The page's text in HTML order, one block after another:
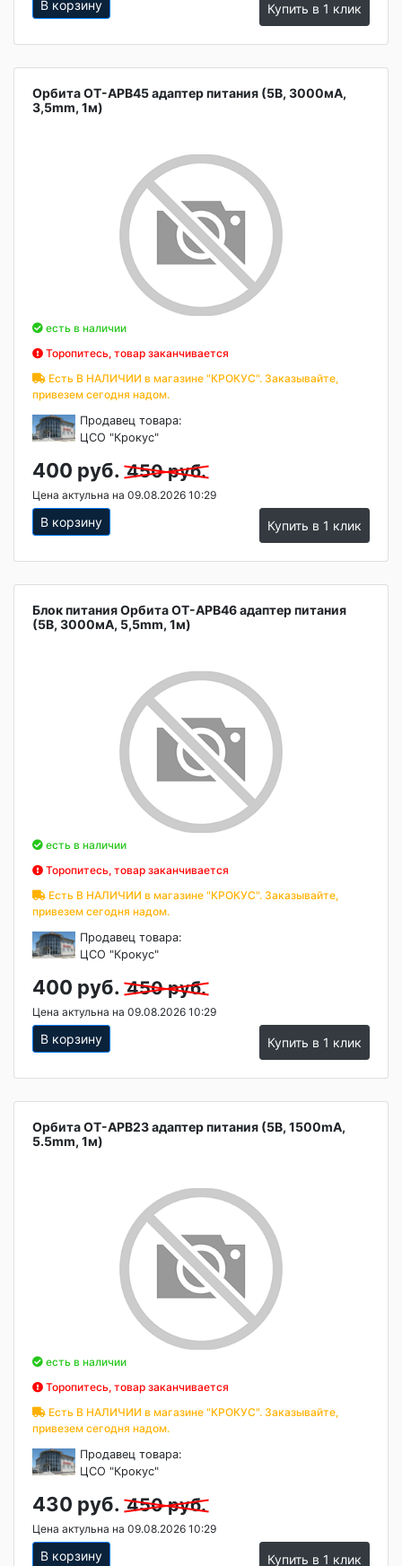
В корзину Купить в 1 клик
Орбита OT-APB45 адаптер питания (5В, 3000мА,
3,5mm, 1м)
есть в наличии
Торопитесь, товар заканчивается
Есть В НАЛИЧИИ в магазине "КРОКУС". Заказывайте,
привезем сегодня надом.
Продавец товара:
ЦСО "Крокус"
400 руб. 450 руб.
Цена актульна на 09.08.2026 10:29
В корзину Купить в 1 клик
Блок питания Орбита OT-APB46 адаптер питания
(5В, 3000мА, 5,5mm, 1м)
есть в наличии
Торопитесь, товар заканчивается
Есть В НАЛИЧИИ в магазине "КРОКУС". Заказывайте,
привезем сегодня надом.
Продавец товара:
ЦСО "Крокус"
400 руб. 450 руб.
Цена актульна на 09.08.2026 10:29
В корзину Купить в 1 клик
Орбита OT-APB23 адаптер питания (5B, 1500mA,
5.5mm, 1м)
есть в наличии
Торопитесь, товар заканчивается
Есть В НАЛИЧИИ в магазине "КРОКУС". Заказывайте,
привезем сегодня надом.
Продавец товара:
ЦСО "Крокус"
430 руб. 450 руб.
Цена актульна на 09.08.2026 10:29
В корзину Купить в 1 клик